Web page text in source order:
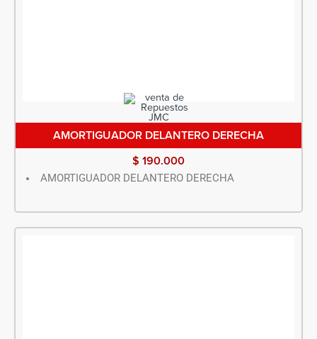
AMORTIGUADOR DELANTERO DERECHA
$ 190.000
AMORTIGUADOR DELANTERO DERECHA